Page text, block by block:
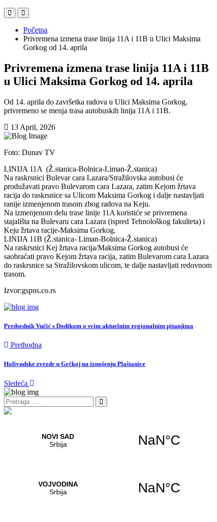
Početna
Privremena izmena trase linija 11A i 11B u Ulici Maksima
Gorkog od 14. aprila
Privremena izmena trase linija 11A i 11B
u Ulici Maksima Gorkog od 14. aprila
Od 14. aprila do završetka radova u Ulici Maksima Gorkog,
privremeno se menja trasa autobuskih linija 11A i 11B.
13 April, 2026
Foto: Dunav TV
LINIJA 11A (Ž.stanica-Bolnica-Liman-Ž.stanica)
Na raskrsnici Bulevar cara Lazara/Stražilovska autobusi će
produžavati pravo Bulevarom cara Lazara, zatim Kejom žrtava
racija do raskrsnice sa Ulicom Maksima Gorkog i dalje nastavljati
ranije izmenjenom trasom zbog radova na Keju.
Na izmenjenom delu trase linije 11A koristiće se privremena
stajališta na Bulevaru cara Lazara (ispred Tehnološkog fakulteta) i
Keju žrtava racije-Maksima Gorkog.
LINIJA 11B (Ž.stanica- Liman-Bolnica-Ž.stanica)
Na raskrsnici Kej žrtava racija/Maksima Gorkog autobusi će
saobraćati pravo Kejom žrtava racija, zatim Bulevarom cara Lazara
do raskrsnice sa Stražilovskom ulicom, te dalje nastavljati redovnom
trasom.
Izvor:gspns.co.rs
Predsednik Vučić s Dodikom o svim aktuelnim regionalnim pitanjima
Prethodna
Holivudske zvezde u Grčkoj na iznošenju Plaštanice
Sledeća